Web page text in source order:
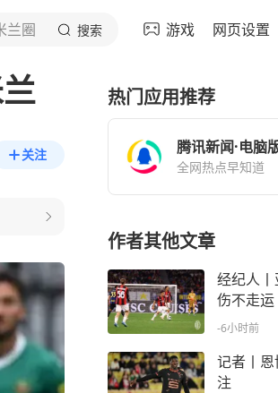
兰圈 搜索 游戏 网页设置
关注
热门应用推荐
腾讯新闻·电脑
全网热点早知道
作者其他文章
经纪人
伤不走运
-6小时前
记者丨
注